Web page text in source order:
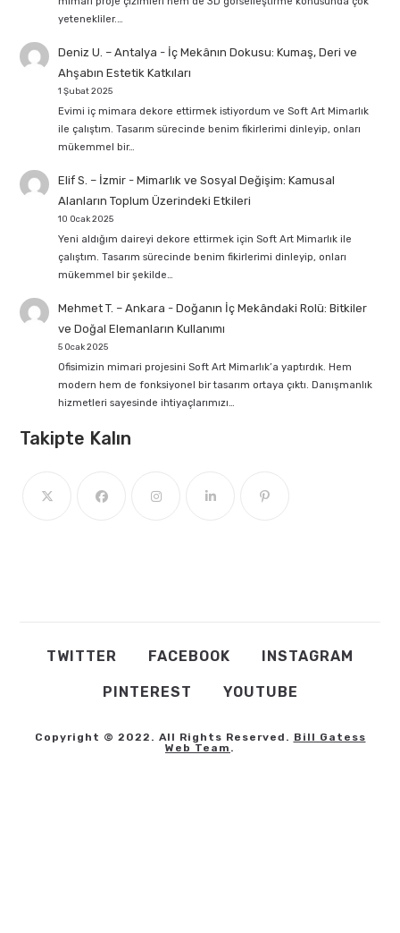
yetenekliler.…
Deniz U. – Antalya - İç Mekânın Dokusu: Kumaş, Deri ve
Ahşabın Estetik Katkıları
1 Şubat 2025
Evimi iç mimara dekore ettirmek istiyordum ve Soft Art Mimarlık
ile çalıştım. Tasarım sürecinde benim fikirlerimi dinleyip, onları
mükemmel bir…
Elif S. – İzmir- Mimarlık ve Sosyal Değişim: Kamusal
Alanların Toplum Üzerindeki Etkileri
10 Ocak 2025
Yeni aldığım daireyi dekore ettirmek için Soft Art Mimarlık ile
çalıştım. Tasarım sürecinde benim fikirlerimi dinleyip, onları
mükemmel bir şekilde…
Mehmet T. – Ankara - Doğanın İç Mekândaki Rolü: Bitkiler
ve Doğal Elemanların Kullanımı
5 Ocak 2025
Ofisimizin mimari projesini Soft Art Mimarlık’a yaptırdık. Hem
modern hem de fonksiyonel bir tasarım ortaya çıktı. Danışmanlık
hizmetleri sayesinde ihtiyaçlarımızı…
Takipte Kalın
TWITTER FACEBOOK INSTAGRAM
PINTEREST YOUTUBE
Copyright © 2022. All Rights Reserved. Bill Gatess
Web Team .